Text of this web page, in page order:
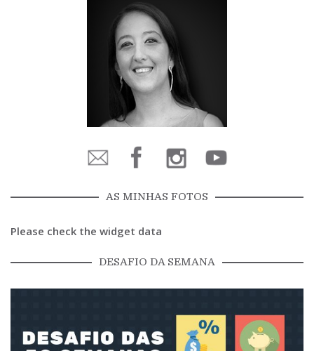
AS MINHAS FOTOS
Please check the widget data
DESAFIO DA SEMANA